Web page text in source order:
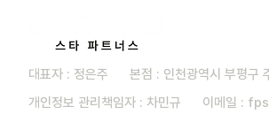
대표자 : 정은주 본점 : 인천광역시 부평
개인정보 관리책임자 : 차민규 이메일 :